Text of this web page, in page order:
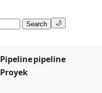
Search 🌙
Pipeline
Proyek
pipeline